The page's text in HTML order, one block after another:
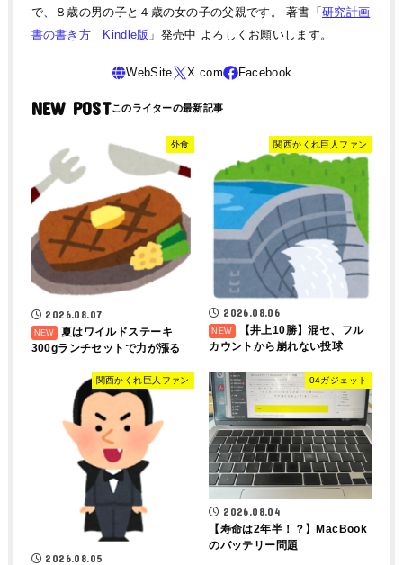
で、８歳の男の子と４歳の女の子の父親です。 著書「研究計画
書の書き方 Kindle版 」発売中 よろしくお願いします。
NEW POST
外食
2026.08.07
夏はワイルドステーキ
300gランチセットで力が漲る
関西かくれ巨人ファン
2026.08.06
【井上10勝】混セ、フル
カウントから崩れない投球
関西かくれ巨人ファン
2026.08.05
04ガジェット
2026.08.04
【寿命は2年半！？】MacBook
のバッテリー問題